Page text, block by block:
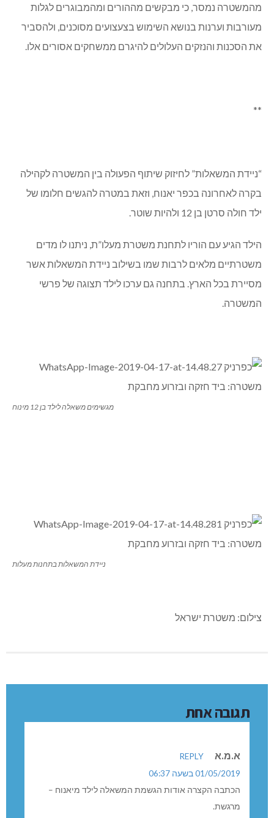
מהמשטרה נמסר, כי מבקשים מההורים ומהמבוגרים לגלות
מעורבות וערנות בנושא השימוש בצעצועים מסוכנים, ולהסביר
את הסכנות והנזקים העלולים להיגרם ממשחקים אסורים אלו.
**
“ניידת המשאלות” לחיזוק שיתוף הפעולה בין המשטרה לקהילה
בקרה לאחרונה בכפר יאנוח, וזאת במטרה להגשים חלומו של
ילד חולה סרטן בן 12 ולהיות שוטר.
הילד הגיע עם הוריו לתחנת משטרת מעלו”ת, ניתנו לו מדים
משטרתיים מלאים לרבות שמו בשילוב ניידת המשאלות אשר
מסיירת בכל הארץ. בתחנה גם ערכו לילד תצוגה של פרשי
המשטרה.
מגשימים משאלה לילד בן 12 מינוח
ניידת המשאלות בתחנות מעלות
צילום: משטרת ישראל
תגובה אחת
א.מ.א
REPLY
01/05/2019 בשעה 06:37
הכתבה הקצרה אודות הגשמת המשאלה לילד מיאנוח –
מרגשת.